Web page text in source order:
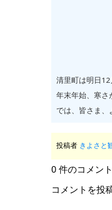
清里町は明日12
年末年始、寒さ
では、皆さま、
投稿者 きよさと
0 件のコメン
コメントを投